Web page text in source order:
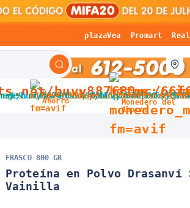
plazaVea Promart
Packs del
Ahorro
Monedero del
Ahorro
FRASCO 800 GR
Proteína en Polvo Drasanví
Vainilla